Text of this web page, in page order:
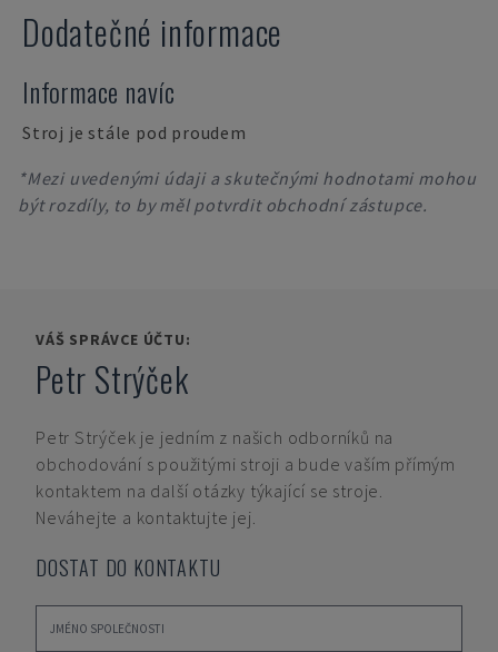
Dodatečné informace
Informace navíc
Stroj je stále pod proudem
*Mezi uvedenými údaji a skutečnými hodnotami mohou
být rozdíly, to by měl potvrdit obchodní zástupce.
VÁŠ SPRÁVCE ÚČTU:
Petr Strýček
Petr Strýček je jedním z našich odborníků na
obchodování s použitými stroji a bude vaším přímým
kontaktem na další otázky týkající se stroje.
Neváhejte a kontaktujte jej.
DOSTAT DO KONTAKTU